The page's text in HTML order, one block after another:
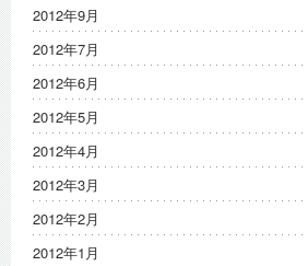
2012年9月
2012年7月
2012年6月
2012年5月
2012年4月
2012年3月
2012年2月
2012年1月